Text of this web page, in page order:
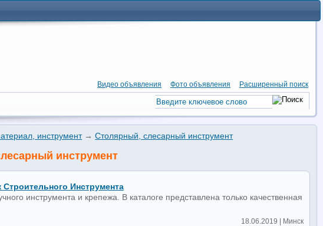
Видео объявления Фото объявления Расширенный поиск
инструмент→Столярный, слесарный инструмент
инструмент
Инструмента
инструмента и крепежа. В каталоге представлена только качественная
18.06.2019 | Минск